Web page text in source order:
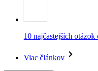
10 najčastejších
Viac článkov